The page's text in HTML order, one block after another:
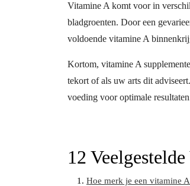
Vitamine A komt voor in
bladgroenten. Door een
voldoende vitamine A
Kortom, vitamine A
tekort of als uw arts dit
voeding voor optimale
12
Hoe merk je een vitamine